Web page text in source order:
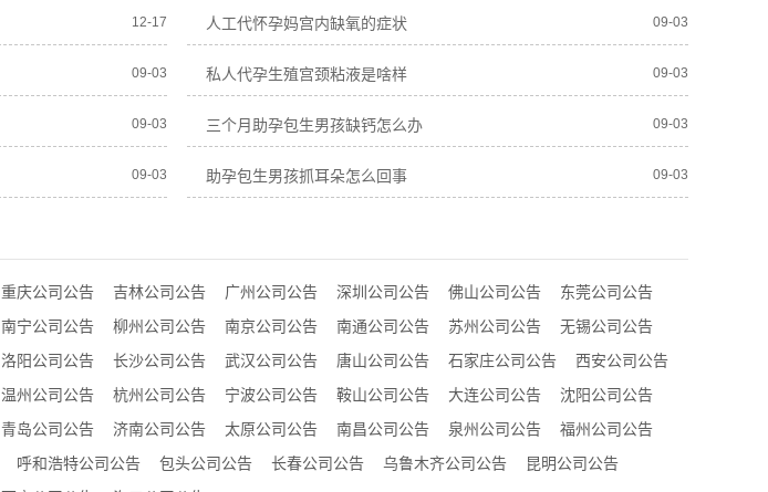
12-17 人工代怀孕妈宫内缺氧的症状 09-03
09-03 私人代孕生殖宫颈粘液是啥样 09-03
09-03 三个月助孕包生男孩缺钙怎么办 09-03
09-03 助孕包生男孩抓耳朵怎么回事 09-03
重庆公司公告 吉林公司公告 广州公司公告 深圳公司公告 佛山公司公告
东莞公司公告
南宁公司公告 柳州公司公告 南京公司公告 南通公司公告 苏州公司公告
无锡公司公告
洛阳公司公告 长沙公司公告 武汉公司公告 唐山公司公告 石家庄公司公告
西安公司公告
温州公司公告 杭州公司公告 宁波公司公告 鞍山公司公告 大连公司公告
沈阳公司公告
青岛公司公告 济南公司公告 太原公司公告 南昌公司公告 泉州公司公告
福州公司公告
呼和浩特公司公告 包头公司公告 长春公司公告 乌鲁木齐公司公告
昆明公司公告